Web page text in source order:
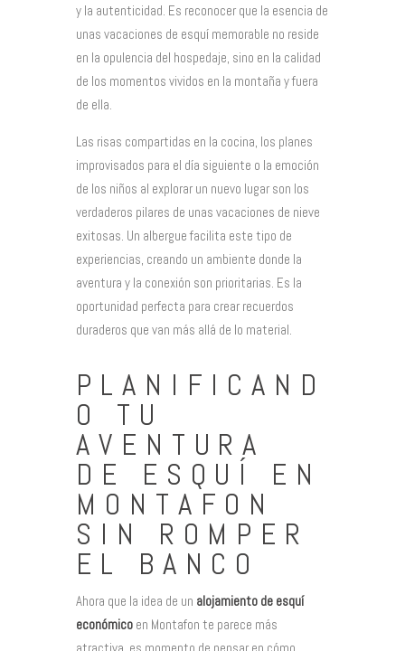
y la autenticidad. Es reconocer que la esencia de
unas vacaciones de esquí memorable no reside
en la opulencia del hospedaje, sino en la calidad
de los momentos vividos en la montaña y fuera
de ella.
Las risas compartidas en la cocina, los planes
improvisados para el día siguiente o la emoción
de los niños al explorar un nuevo lugar son los
verdaderos pilares de unas vacaciones de nieve
exitosas. Un albergue facilita este tipo de
experiencias, creando un ambiente donde la
aventura y la conexión son prioritarias. Es la
oportunidad perfecta para crear recuerdos
duraderos que van más allá de lo material.
PLANIFICAND
O TU
AVENTURA
DE ESQUÍ EN
MONTAFON
SIN ROMPER
EL BANCO
Ahora que la idea de un alojamiento de esquí
económico en Montafon te parece más